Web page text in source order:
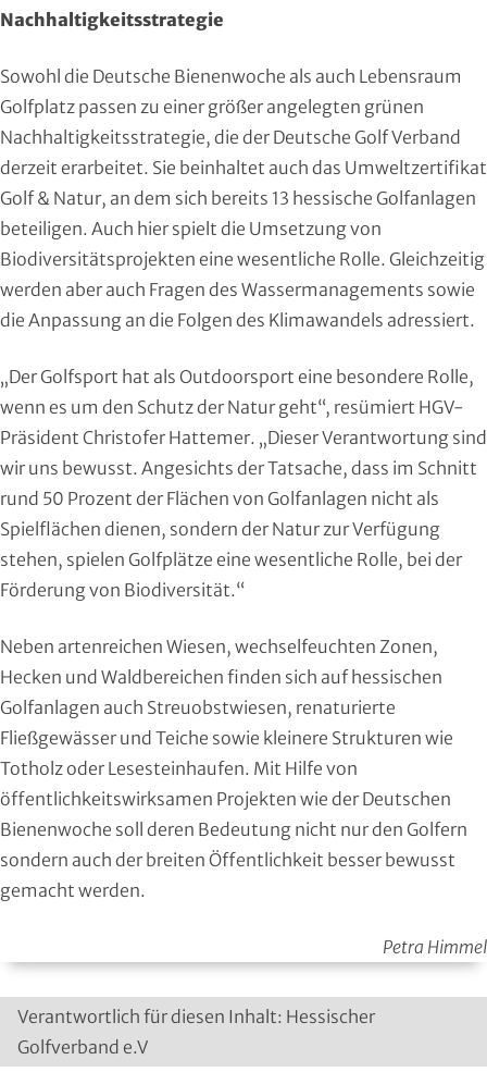
Nachhaltigkeitsstrategie
Sowohl die Deutsche Bienenwoche als auch Lebensraum
Golfplatz passen zu einer größer angelegten grünen
Nachhaltigkeitsstrategie, die der Deutsche Golf Verband
derzeit erarbeitet. Sie beinhaltet auch das Umweltzertifikat
Golf & Natur, an dem sich bereits 13 hessische Golfanlagen
beteiligen. Auch hier spielt die Umsetzung von
Biodiversitätsprojekten eine wesentliche Rolle. Gleichzeitig
werden aber auch Fragen des Wassermanagements sowie
die Anpassung an die Folgen des Klimawandels adressiert.
„Der Golfsport hat als Outdoorsport eine besondere Rolle,
wenn es um den Schutz der Natur geht“, resümiert HGV-
Präsident Christofer Hattemer. „Dieser Verantwortung sind
wir uns bewusst. Angesichts der Tatsache, dass im Schnitt
rund 50 Prozent der Flächen von Golfanlagen nicht als
Spielflächen dienen, sondern der Natur zur Verfügung
stehen, spielen Golfplätze eine wesentliche Rolle, bei der
Förderung von Biodiversität.“
Neben artenreichen Wiesen, wechselfeuchten Zonen,
Hecken und Waldbereichen finden sich auf hessischen
Golfanlagen auch Streuobstwiesen, renaturierte
Fließgewässer und Teiche sowie kleinere Strukturen wie
Totholz oder Lesesteinhaufen. Mit Hilfe von
öffentlichkeitswirksamen Projekten wie der Deutschen
Bienenwoche soll deren Bedeutung nicht nur den Golfern
sondern auch der breiten Öffentlichkeit besser bewusst
gemacht werden.
Petra Himmel
Verantwortlich für diesen Inhalt: Hessischer
Golfverband e.V
Roll- und Inline-Sport
Rudern
Rugby
Schach
Schießsport
Schwimmen
Skisport
Sportakrobatik
Taekwondo
Tauchen
Tennis
Triathlon
Turnen